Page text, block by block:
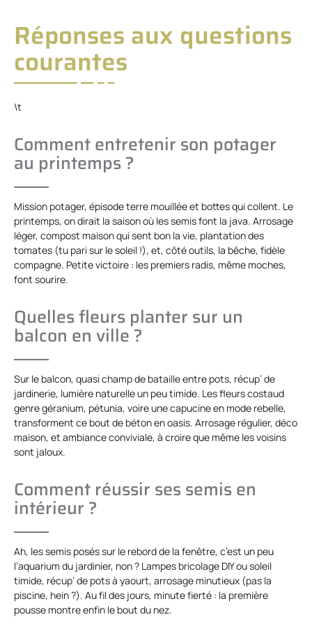
Réponses aux questions
courantes
\t
Comment entretenir son potager
au printemps ?
Mission potager, épisode terre mouillée et bottes qui collent. Le
printemps, on dirait la saison où les semis font la java. Arrosage
léger, compost maison qui sent bon la vie, plantation des
tomates (tu pari sur le soleil !), et, côté outils, la bêche, fidèle
compagne. Petite victoire : les premiers radis, même moches,
font sourire.
Quelles fleurs planter sur un
balcon en ville ?
Sur le balcon, quasi champ de bataille entre pots, récup’ de
jardinerie, lumière naturelle un peu timide. Les fleurs costaud
genre géranium, pétunia, voire une capucine en mode rebelle,
transforment ce bout de béton en oasis. Arrosage régulier, déco
maison, et ambiance conviviale, à croire que même les voisins
sont jaloux.
Comment réussir ses semis en
intérieur ?
Ah, les semis posés sur le rebord de la fenêtre, c’est un peu
l’aquarium du jardinier, non ? Lampes bricolage DIY ou soleil
timide, récup’ de pots à yaourt, arrosage minutieux (pas la
piscine, hein ?). Au fil des jours, minute fierté : la première
pousse montre enfin le bout du nez.